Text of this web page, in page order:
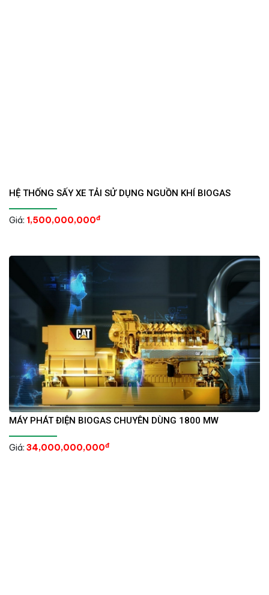
HỆ THỐNG SẤY XE TẢI SỬ DỤNG NGUỒN KHÍ BIOGAS
Giá: 1,500,000,000đ
MÁY PHÁT ĐIỆN BIOGAS CHUYÊN DÙNG 1800 MW
Giá: 34,000,000,000đ